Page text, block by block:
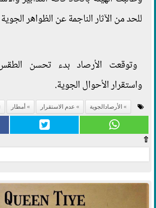
للحد من الآثار الناجمة عن الظواهر
وتوقعت الأرصاد بدء تحسن الطقس
واستقرار الأحوال الجوية.
الأرصادالجوية عدم الاستقرار أمطار
⇧